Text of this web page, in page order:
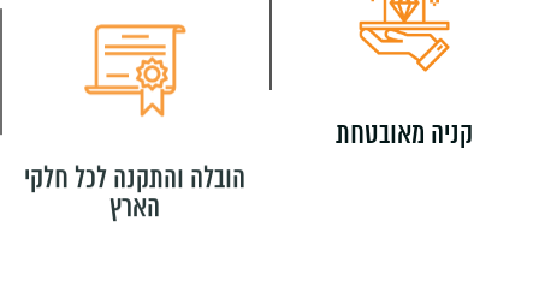
קניה מאובטחת
הארץ